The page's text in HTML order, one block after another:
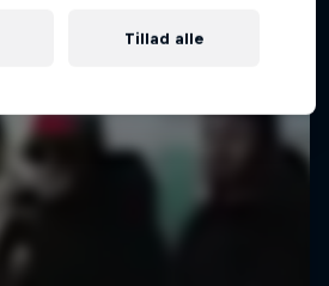
Tillad alle